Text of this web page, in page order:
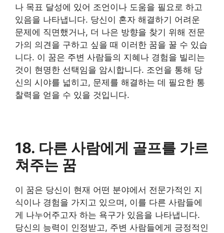
나 목표 달성에 있어 조언이나 도움을 필요로 하고
있음을 나타냅니다. 당신이 혼자 해결하기 어려운
문제에 직면했거나, 더 나은 방향을 찾기 위해 전문
가의 의견을 구하고 싶을 때 이러한 꿈을 꿀 수 있습
니다. 이 꿈은 주변 사람들의 지혜나 경험을 빌리는
것이 현명한 선택임을 암시합니다. 조언을 통해 당
신의 시야를 넓히고, 문제를 해결하는 데 필요한 통
찰력을 얻을 수 있을 것입니다.
18. 다른 사람에게 골프를 가르
쳐주는 꿈
​이 꿈은 당신이 현재 어떤 분야에서 전문가적인 지
식이나 경험을 가지고 있으며, 이를 다른 사람들에
게 나누어주고자 하는 욕구가 있음을 나타냅니다.
당신의 능력이 인정받고, 주변 사람들에게 긍정적인